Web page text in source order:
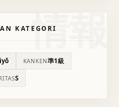
情報
KATEGORI
KANKEN準1級
S